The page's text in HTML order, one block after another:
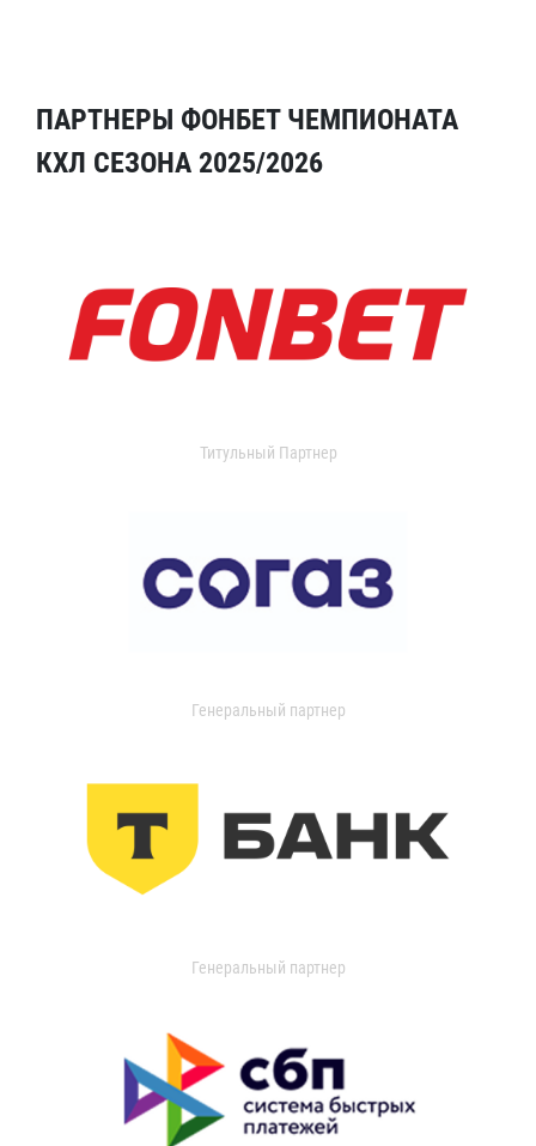
ПАРТНЕРЫ ФОНБЕТ ЧЕМПИОНАТА
КХЛ СЕЗОНА 2025/2026
Титульный Партнер
Генеральный партнер
Генеральный партнер